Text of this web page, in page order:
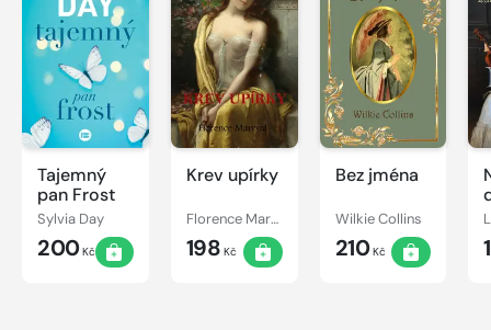
Tajemný
pan Frost
Sylvia Day
200Kč
Krev upírky
Florence Marryat
198 Kč
Bez jména
Wilkie Collins
210Kč